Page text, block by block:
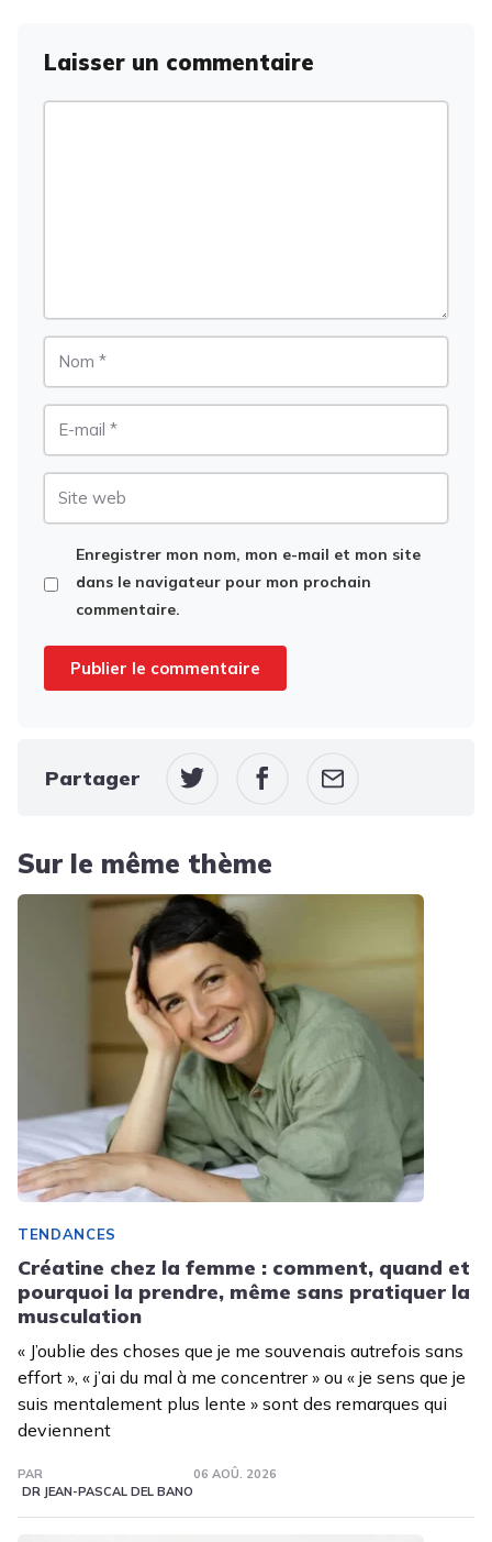
Laisser un commentaire
Enregistrer mon nom, mon e-mail et mon site
dans le navigateur pour mon prochain
commentaire.
Partager
Sur le même thème
TENDANCES
Créatine chez la femme : comment, quand et
pourquoi la prendre, même sans pratiquer la
musculation
« J’oublie des choses que je me souvenais autrefois sans
effort », « j’ai du mal à me concentrer » ou « je sens que je
suis mentalement plus lente » sont des remarques qui
deviennent
PAR
DR JEAN-PASCAL DEL BANO
06 AOÛ. 2026